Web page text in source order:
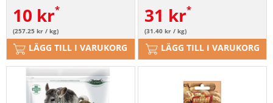
10 kr
(257.25 kr / kg)
LÄGG TILL I VARUKORG
31 kr
(31.40 kr / kg)
LÄGG TILL I VARUKORG